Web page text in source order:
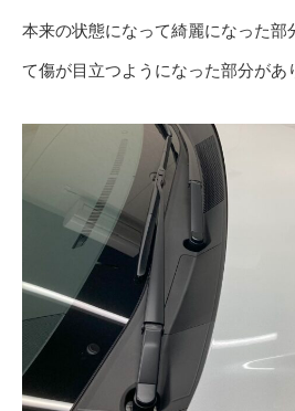
本来の状態になって綺麗になった部
て傷が目立つようになった部分があ